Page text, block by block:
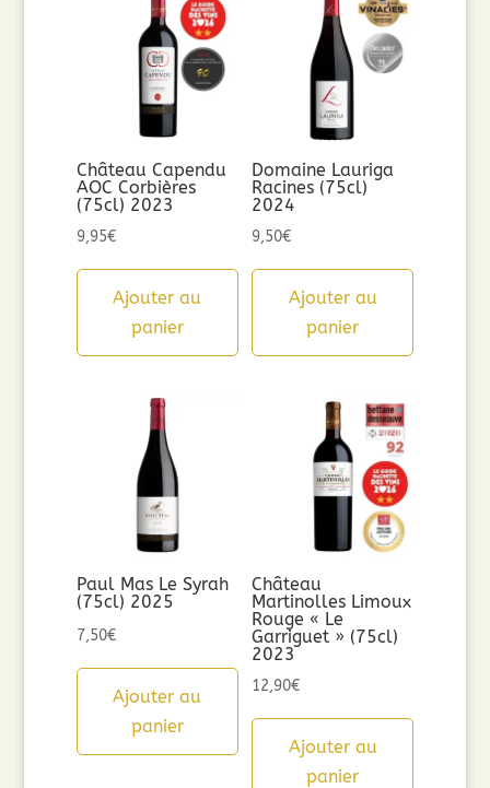
Château Capendu
AOC Corbières
(75cl) 2023
9,95€
Ajouter au
panier
Domaine Lauriga
Racines (75cl)
2024
9,50€
Ajouter au
panier
Paul Mas Le Syrah
(75cl) 2025
7,50€
Ajouter au
panier
Château
Martinolles Limoux
Rouge « Le
Garriguet » (75cl)
2023
12,90€
Ajouter au
panier